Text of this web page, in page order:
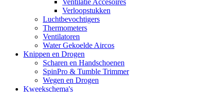
Verloopstukken
Luchtbevochtigers
Thermometers
Ventilatoren
Water Gekoelde Aircos
Knippen en Drogen
Scharen en Handschoenen
SpinPro & Tumble Trimmer
Wegen en Drogen
Kweekschema's